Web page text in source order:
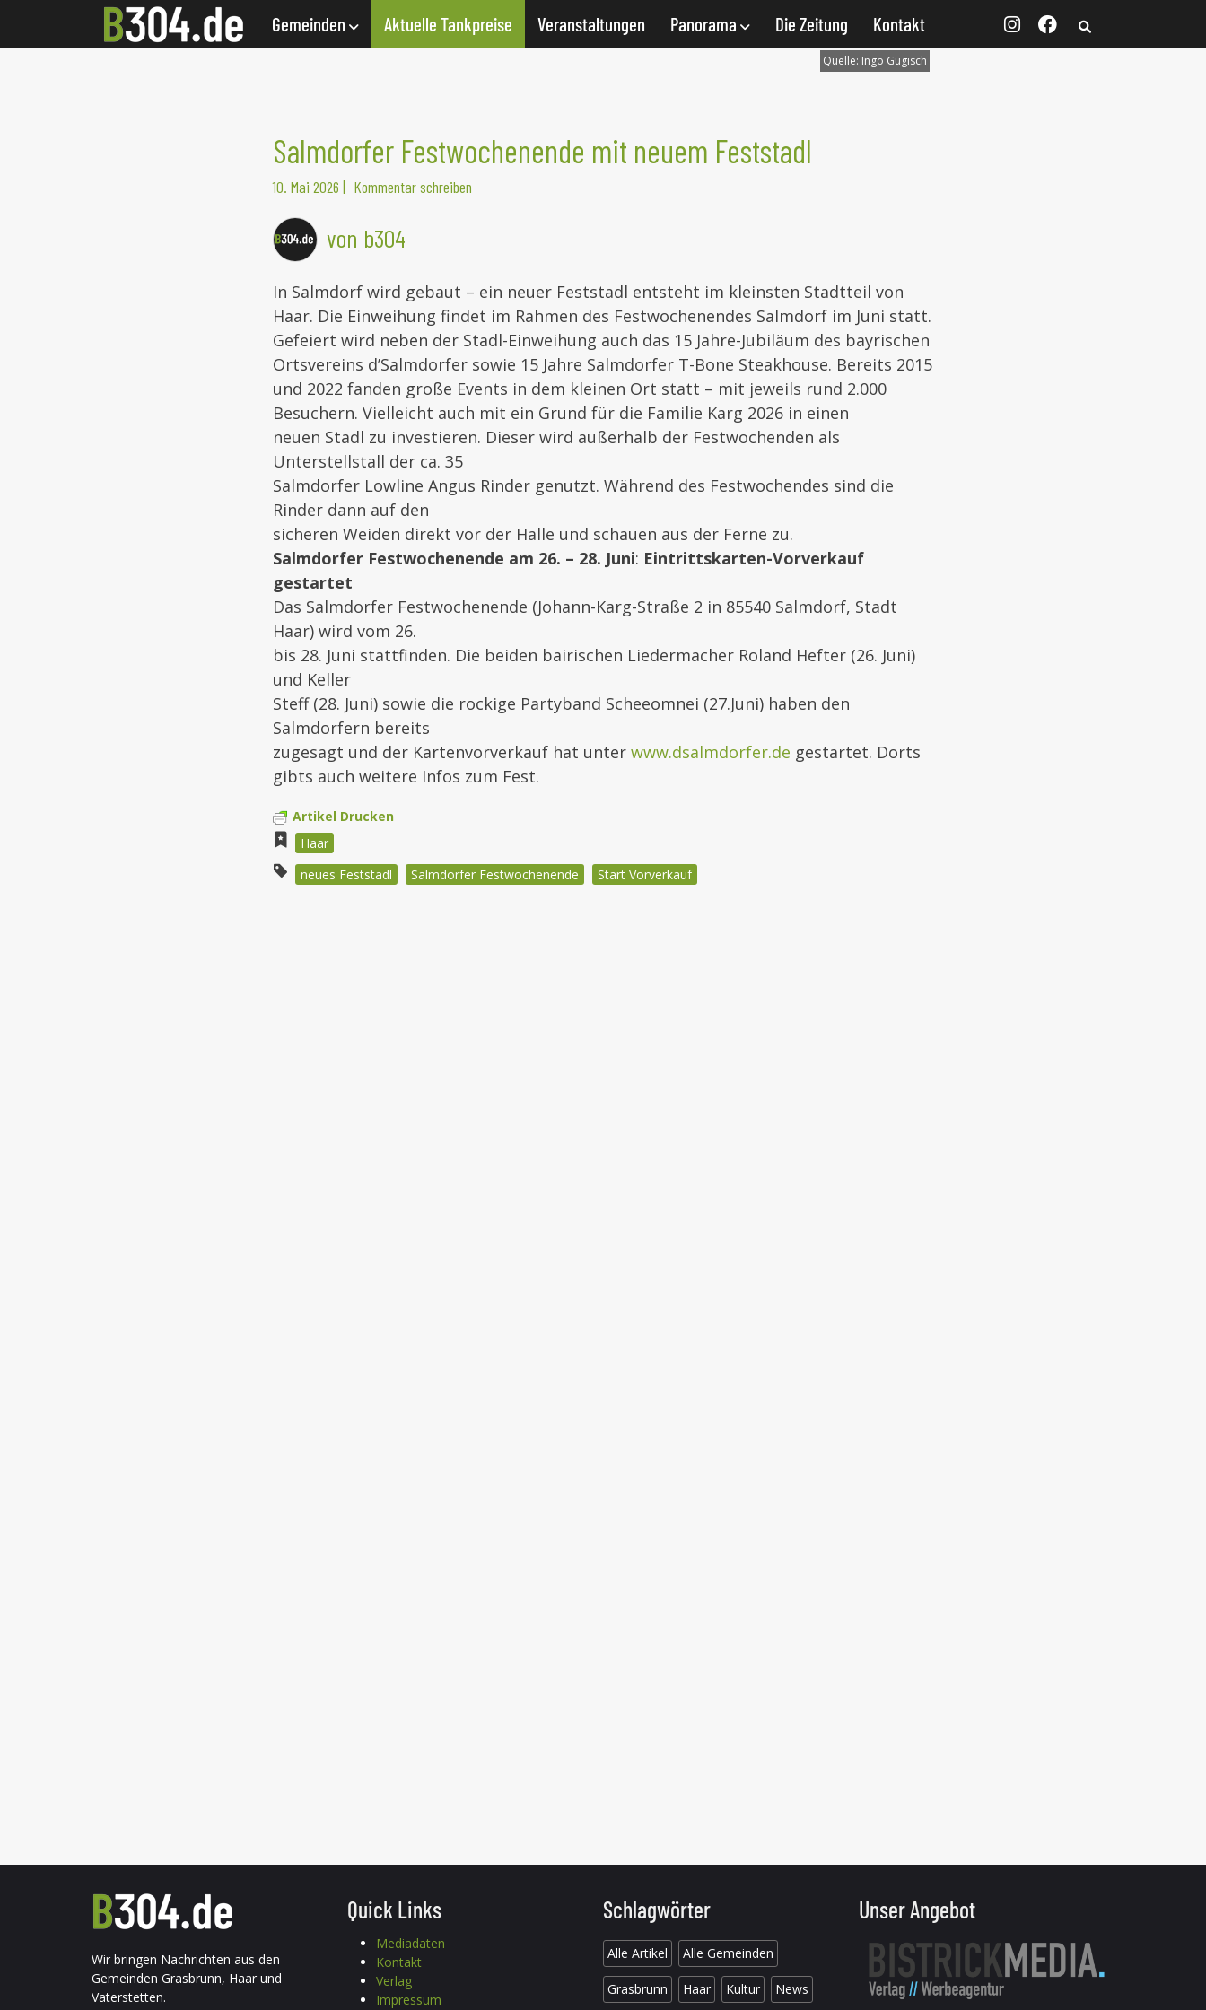
Gemeinden Aktuelle Tankpreise Veranstaltungen Panorama Die Zeitung Kontakt
Quelle: Ingo Gugisch
Salmdorfer Festwochenende mit neuem Feststadl
10. Mai 2026 | Kommentar schreiben
von b304
In Salmdorf wird gebaut – ein neuer Feststadl entsteht im kleinsten Stadtteil von
Haar. Die Einweihung findet im Rahmen des Festwochenendes Salmdorf im Juni statt.
Gefeiert wird neben der Stadl-Einweihung auch das 15 Jahre-Jubiläum des bayrischen
Ortsvereins d’Salmdorfer sowie 15 Jahre Salmdorfer T-Bone Steakhouse. Bereits 2015
und 2022 fanden große Events in dem kleinen Ort statt – mit jeweils rund 2.000
Besuchern. Vielleicht auch mit ein Grund für die Familie Karg 2026 in einen
neuen Stadl zu investieren. Dieser wird außerhalb der Festwochenden als
Unterstellstall der ca. 35
Salmdorfer Lowline Angus Rinder genutzt. Während des Festwochendes sind die
Rinder dann auf den
sicheren Weiden direkt vor der Halle und schauen aus der Ferne zu.
Salmdorfer Festwochenende am 26. – 28. Juni: Eintrittskarten-Vorverkauf
gestartet
Das Salmdorfer Festwochenende (Johann-Karg-Straße 2 in 85540 Salmdorf, Stadt
Haar) wird vom 26.
bis 28. Juni stattfinden. Die beiden bairischen Liedermacher Roland Hefter (26. Juni)
und Keller
Steff (28. Juni) sowie die rockige Partyband Scheeomnei (27.Juni) haben den
Salmdorfern bereits
zugesagt und der Kartenvorverkauf hat unter www.dsalmdorfer.de gestartet. Dorts
gibts auch weitere Infos zum Fest.
Artikel Drucken
Haar
neues Feststadl
Salmdorfer Festwochenende Start Vorverkauf
Wir bringen Nachrichten aus den
Gemeinden Grasbrunn, Haar und
Vaterstetten.
Quick Links
Mediadaten
Kontakt
Verlag
Impressum
Schlagwörter
Alle Artikel Alle Gemeinden
Grasbrunn Haar Kultur News
Unser Angebot